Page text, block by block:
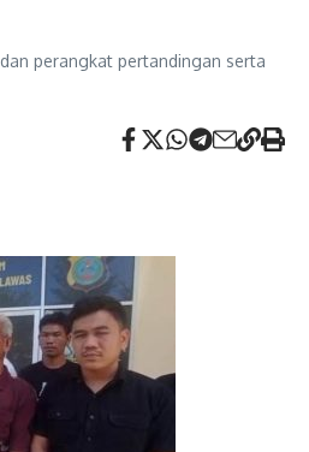
perangkat pertandingan serta